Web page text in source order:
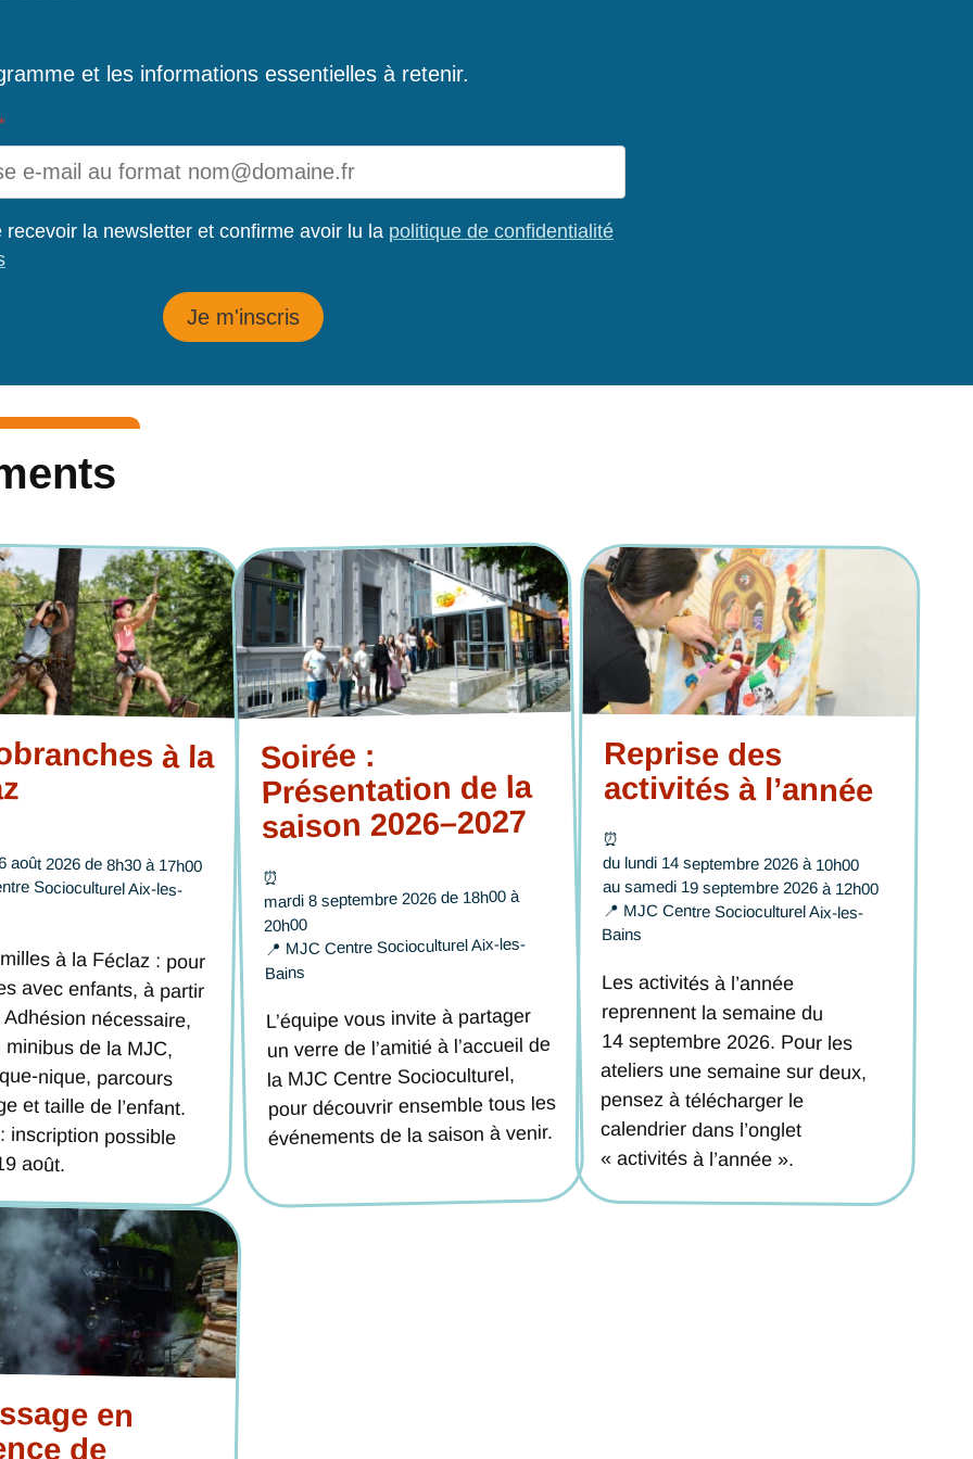
et les informations essentielles à retenir.
(obligatoire)
recevoir la newsletter et confirme avoir lu la politique de confidentialité
Je m'inscris
à la
août 2026 de 8h30 à 17h00
Socioculturel Aix-les-
à la Féclaz : pour
avec enfants, à partir
Adhésion nécessaire,
minibus de la MJC,
nique, parcours
et taille de l’enfant.
: inscription possible
août.
Soirée :
Présentation de la
saison 2026–2027
⏰
mardi 8 septembre 2026 de 18h00 à
20h00
📍 MJC Centre Socioculturel Aix-les-
Bains
L’équipe vous invite à partager
un verre de l’amitié à l’accueil de
la MJC Centre Socioculturel,
pour découvrir ensemble tous les
événements de la saison à venir.
Reprise des
activités à l’année
⏰
du lundi 14 septembre 2026 à 10h00
au samedi 19 septembre 2026 à 12h00
📍 MJC Centre Socioculturel Aix-les-
Bains
Les activités à l’année
reprennent la semaine du
14 septembre 2026. Pour les
ateliers une semaine sur deux,
pensez à télécharger le
calendrier dans l’onglet
« activités à l’année ».
en
de
: François